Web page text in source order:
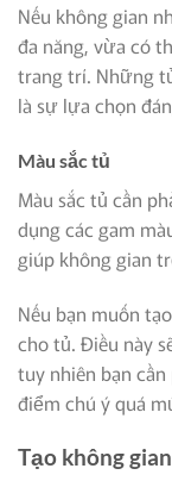
Nếu không gian
đa năng, vừa có
trang trí. Những
là sự lựa chọn
Màu sắc tủ
Màu sắc tủ cần
dụng các gam
giúp không gian
Nếu bạn muốn
cho tủ. Điều này
tuy nhiên bạn
điểm chú ý quá
Tạo không